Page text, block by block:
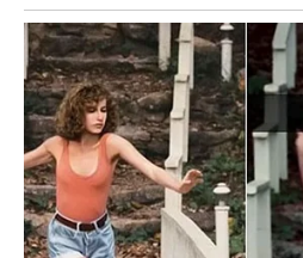
Dr. Solaković upozorava da se ne
fibrinogena, čak ni kada su ostali
normalnih granica. Njegova poruka
razina CRP-a i fibrinogena ne